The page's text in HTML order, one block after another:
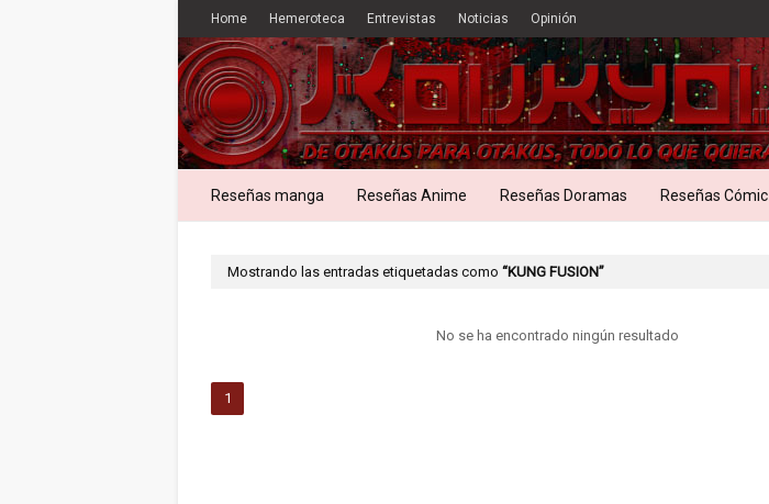
Home Hemeroteca Entrevistas Noticias Opinión
Reseñas manga Reseñas Anime Reseñas Doramas Reseñas Cómic
Mostrando las entradas etiquetadas como KUNG FUSION
No se ha encontrado ningún resultado
1